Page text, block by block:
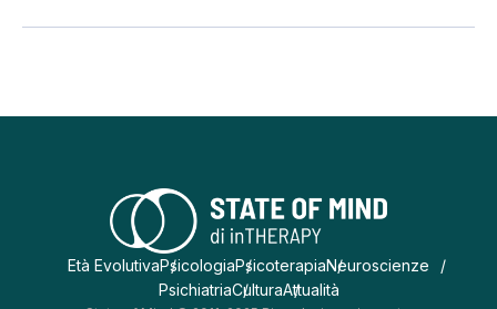
Età EvolutivaPsicologiaPsicoterapiaNeuroscienze
PsichiatriaCulturaAttualità